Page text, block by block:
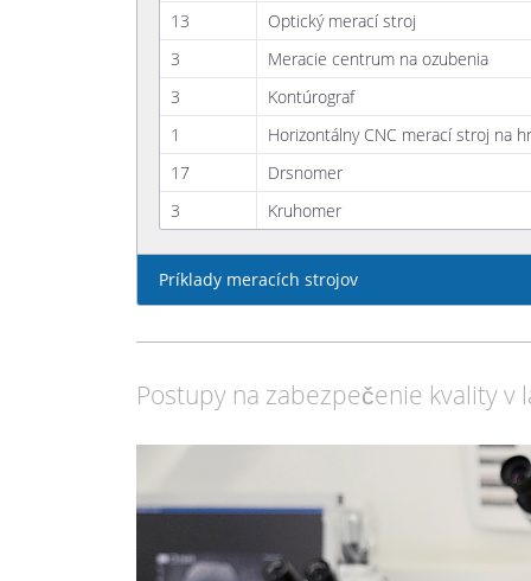
13
Optický merací stroj
3
Meracie centrum na ozubenia
3
Kontúrograf
1
Horizontálny CNC merací stroj na
17
Drsnomer
3
Kruhomer
Príklady meracích strojov
Postupy na zabezpečenie kvality v